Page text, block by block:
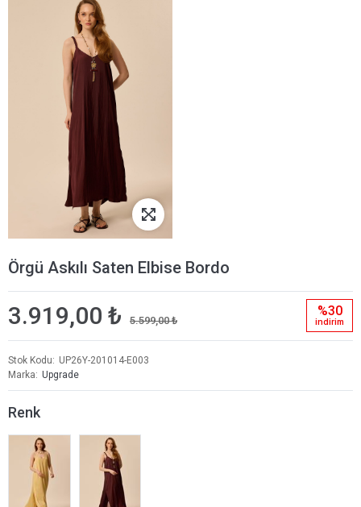
Örgü Askılı Saten Elbise Bordo
3.919,00 ₺ 5.599,00 ₺
%30
i̇ndi̇ri̇m
Stok Kodu
UP26Y-201014-E003
Marka
Upgrade
Renk